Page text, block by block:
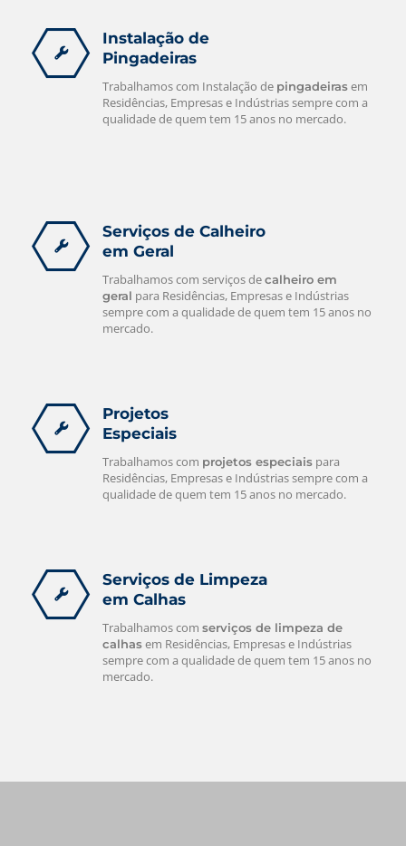
Instalação de
Pingadeiras
Trabalhamos com Instalação de pingadeirasem
Residências, Empresas e Indústrias sempre com a
qualidade de quem tem 15 anos no mercado.
Serviços de Calheiro
em Geral
Trabalhamos com serviços decalheiro em
geral para Residências, Empresas e Indústrias
sempre com a qualidade de quem tem 15 anos no
mercado.
Projetos
Especiais
Trabalhamos com projetos especiais para
Residências, Empresas e Indústrias sempre com a
qualidade de quem tem 15 anos no mercado.
Serviços de Limpeza
em Calhas
Trabalhamos com serviços de limpeza de
calhasem Residências, Empresas e Indústrias
sempre com a qualidade de quem tem 15 anos no
mercado.